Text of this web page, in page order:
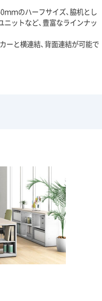
ｍのハーフサイズ、脇机とし
ットなど、豊富なラインナッ
ーと横連結、背面連結が可能で